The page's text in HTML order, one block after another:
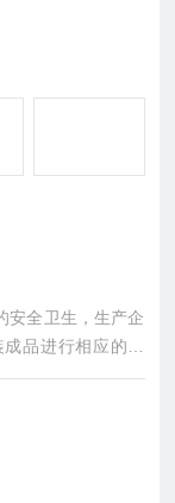
安全卫生，生产企
品进行相应的检